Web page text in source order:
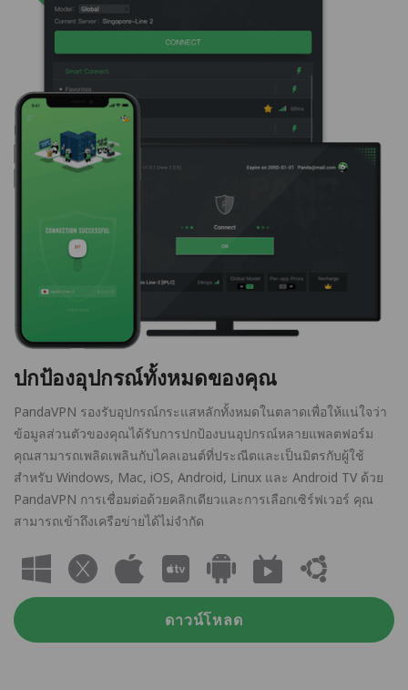
ปกป้องอุปกรณ์ทั้งหมดของคุณ
PandaVPN รองรับอุปกรณ์กระแสหลักทั้งหมดในตลาดเพื่อให้แน่ใจว่า
ข้อมูลส่วนตัวของคุณได้รับการปกป้องบนอุปกรณ์หลายแพลตฟอร์ม
คุณสามารถเพลิดเพลินกับไคลเอนต์ที่ประณีตและเป็นมิตรกับผู้ใช้
สำหรับ Windows, Mac, iOS, Android, Linux และ Android TV ด้วย
PandaVPN การเชื่อมต่อด้วยคลิกเดียวและการเลือกเซิร์ฟเวอร์ คุณ
สามารถเข้าถึงเครือข่ายได้ไม่จำกัด
ดาวน์โหลด